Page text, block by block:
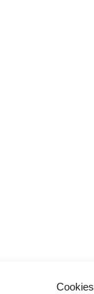
Cookies